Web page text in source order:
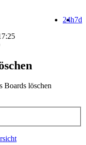
7d
24h
Boards löschen